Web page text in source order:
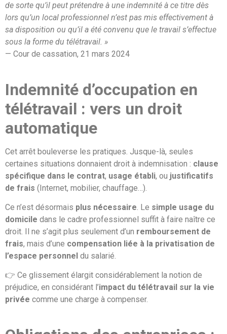
de sorte qu’il peut prétendre à une indemnité à ce titre dès
lors qu’un local professionnel n’est pas mis effectivement à
sa disposition ou qu’il a été convenu que le travail s’effectue
sous la forme du télétravail. »
— Cour de cassation, 21 mars 2024
Indemnité d’occupation en
télétravail : vers un droit
automatique
Cet arrêt bouleverse les pratiques. Jusque-là, seules
certaines situations donnaient droit à indemnisation : clause
spécifique dans le contrat, usage établi, ou justificatifs
de frais (Internet, mobilier, chauffage…).
Ce n’est désormais plus nécessaire. Le simple usage du
domicile dans le cadre professionnel suffit à faire naître ce
droit. Il ne s’agit plus seulement d’un remboursement de
frais, mais d’une compensation liée à la privatisation de
l’espace personnel du salarié.
👉 Ce glissement élargit considérablement la notion de
préjudice, en considérant l’impact du télétravail sur la vie
privée comme une charge à compenser.